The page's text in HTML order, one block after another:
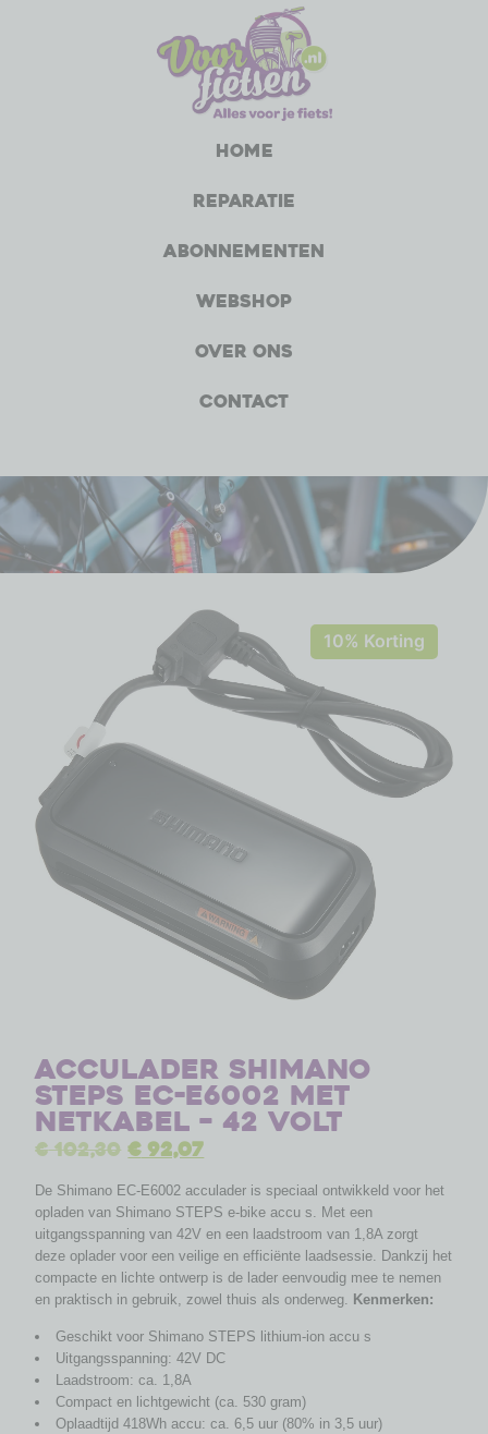
Home
Reparatie
Abonnementen
Webshop
Over ons
Contact
10% Korting
Acculader Shimano
Steps EC-E6002 met
netkabel – 42 Volt
€102,30 €92,07
De Shimano EC-E6002 acculader is speciaal ontwikkeld voor het
opladen van Shimano STEPS e-bike accu s. Met een
uitgangsspanning van 42V en een laadstroom van 1,8A zorgt
deze oplader voor een veilige en efficiënte laadsessie. Dankzij het
compacte en lichte ontwerp is de lader eenvoudig mee te nemen
en praktisch in gebruik, zowel thuis als onderweg. Kenmerken:
Geschikt voor Shimano STEPS lithium-ion accu s
Uitgangsspanning: 42V DC
Laadstroom: ca. 1,8A
Compact en lichtgewicht (ca. 530 gram)
Oplaadtijd 418Wh accu: ca. 6,5 uur (80% in 3,5 uur)